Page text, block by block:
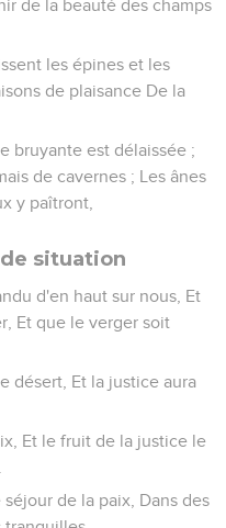
rivières, Où ne
Et que ne traverse aucun
est notre législateur,
nous sauve.
on partage la
! Le peuple de
pour le moment.